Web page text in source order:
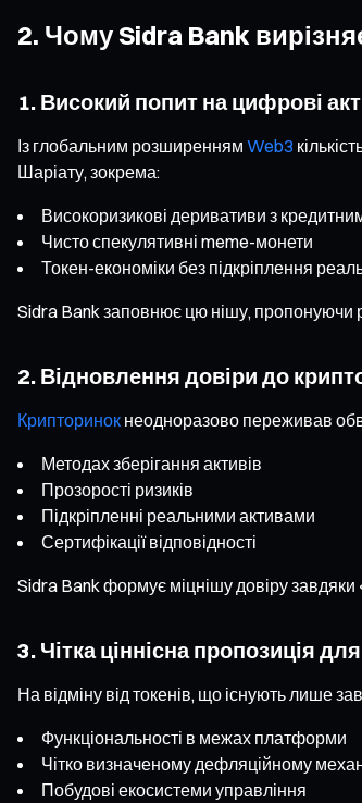
2. Чому Sidra Bank
1. Високий попит на цифрові
Із глобальним розширенням Web3
Шаріату, зокрема:
Високоризикові деривативи з
Чисто спекулятивні meme-монети
Токен-економіки без підкріплення
Sidra Bank заповнює цю нішу, пропонуючи
2. Відновлення довіри до
Крипторинок неодноразово переживав
Методах зберігання активів
Прозорості ризиків
Підкріпленні реальними активами
Сертифікації відповідності
Sidra Bank формує міцнішу довіру
3. Чітка ціннісна пропозиція
На відміну від токенів, що існують лише
Функціональності в межах платформи
Чітко визначеному дефляційному
Побудові екосистеми управління